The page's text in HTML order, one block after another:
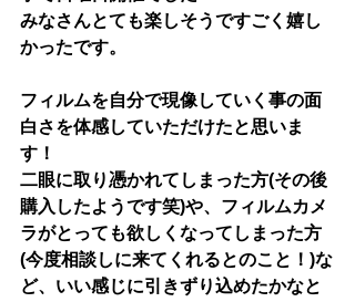
みなさんとても楽しそうですごく嬉し
かったです。
フィルムを自分で現像していく事の面
白さを体感していただけたと思いま
す！
二眼に取り憑かれてしまった方(その後
購入したようです笑)や、フィルムカメ
ラがとっても欲しくなってしまった方
(今度相談しに来てくれるとのこと！)な
ど、いい感じに引きずり込めたかなと